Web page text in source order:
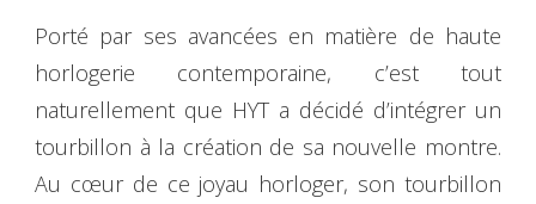
Porté par ses avancées en matière de haute
horlogerie contemporaine, c’est tout
naturellement que HYT a décidé d’intégrer un
tourbillon à la création de sa nouvelle montre.
Au cœur de ce joyau horloger, son tourbillon